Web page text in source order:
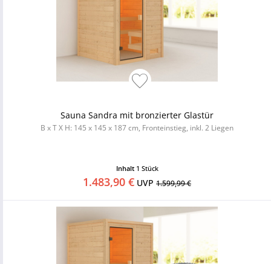
Sauna Sandra mit bronzierter Glastür
B x T X H: 145 x 145 x 187 cm, Fronteinstieg, inkl. 2 Liegen
Inhalt 1 Stück
1.483,90 € UVP 1.599,99 €